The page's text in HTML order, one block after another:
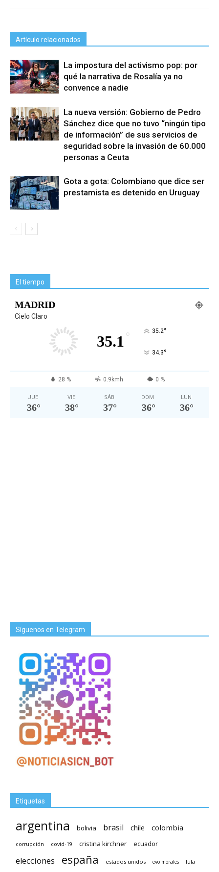
Artículo relacionados
La impostura del activismo pop: por
qué la narrativa de Rosalía ya no
convence a nadie
La nueva versión: Gobierno de Pedro
Sánchez dice que no tuvo “ningún tipo
de información” de sus servicios de
seguridad sobre la invasión de 60.000
personas a Ceuta
Gota a gota: Colombiano que dice ser
prestamista es detenido en Uruguay
El tiempo
MADRID
Cielo Claro
35.1 ° 35.2°
34.3°
28 % 0.9kmh 0 %
JUE
36°
VIE
38°
SÁB
37°
DOM
36°
LUN
36°
Síguenos en Telegram
Etiquetas
argentina bolivia brasil chile colombia
corrupción covid-19 cristina kirchner ecuador
elecciones españa estados unidos evo morales lula